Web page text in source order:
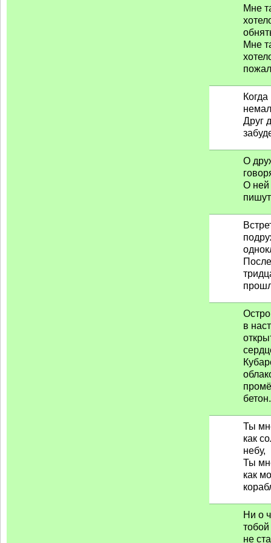
Мне
Мне
Друг
О
О ней
в
Ты
как
небу,
Ты
как
Ни о
не